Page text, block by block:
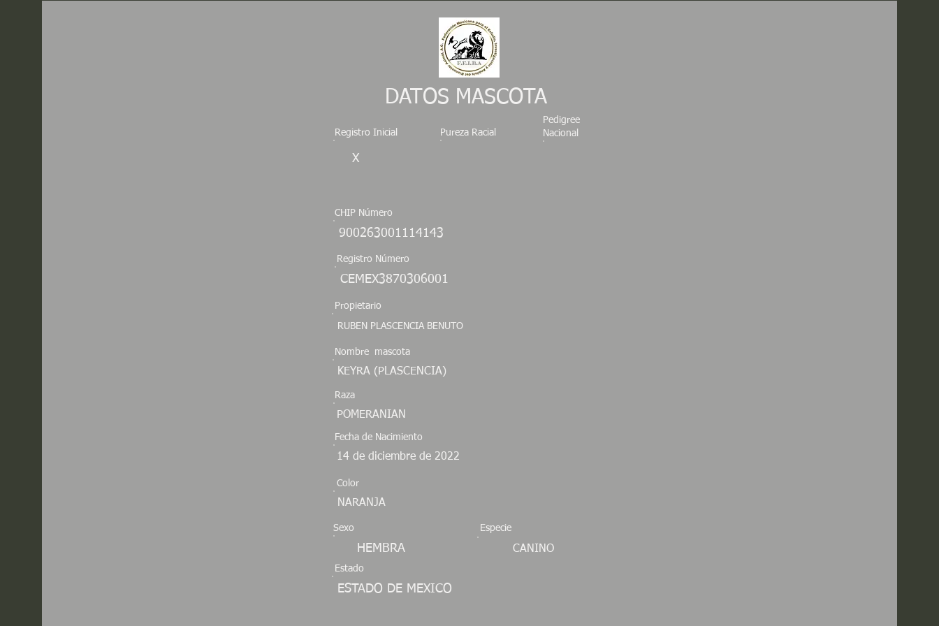
DATOS MASCOTA
Registro Inicial
X
Pureza Racial
Pedigree
Nacional
CHIP Número
900263001114143
Registro Número
CEMEX3870306001
Propietario
RUBEN PLASCENCIA BENUTO
Nombre mascota
KEYRA (PLASCENCIA)
Raza
POMERANIAN
Fecha de Nacimiento
14 de diciembre de 2022
Color
NARANJA
Sexo
HEMBRA
Estado
Especie
CANINO
ESTADO DE MEXICO